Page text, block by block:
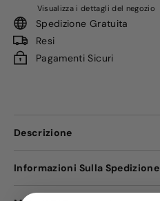
Visualizza i dettagli del negozio
Spedizione Gratuita
Resi
Pagamenti Sicuri
Descrizione
Informazioni Sulla Spedizione